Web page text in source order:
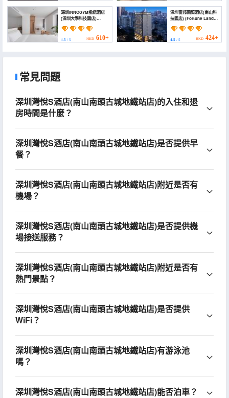
深圳INNOGYM楹諾酒店
(深圳大學科技園店)
Hotel (Nanshan
Technology Park
4.5 / 5 HKD 610+
深圳富邦國際酒店(南山科
技園店) (Fortune Land
4.5/ 5 HKD 424+
常見問題
深圳灣悅S酒店(南山南頭古城地鐵站店)的入住和退
房時間是什麼？
深圳灣悅S酒店(南山南頭古城地鐵站店)是否提供早
餐？
深圳灣悅S酒店(南山南頭古城地鐵站店)附近是否有
機場？
深圳灣悅S酒店(南山南頭古城地鐵站店)是否提供機
場接送服務？
深圳灣悅S酒店(南山南頭古城地鐵站店)附近是否有
熱門景點？
深圳灣悅S酒店(南山南頭古城地鐵站店)是否提供
WiFi？
深圳灣悅S酒店(南山南頭古城地鐵站店)有游泳池
嗎？
深圳灣悅S酒店(南山南頭古城地鐵站店)能否泊車？